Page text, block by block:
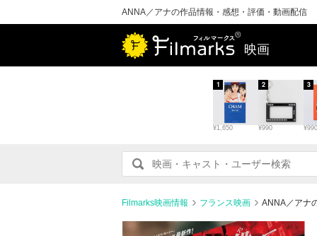
ANNA／アナの作品情報・感想・評価・動画配信
映画
¥1,650
1
¥990
2
¥990
3
Filmarks映画情報 フランス映画 ANNA／アナ